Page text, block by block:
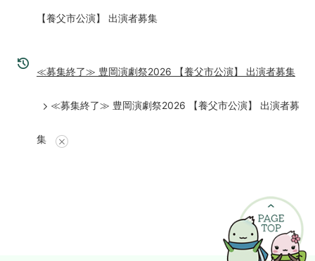
【養父市公演】 出演者募集
≪募集終了≫ 豊岡演劇祭2026 【養父市公演】 出演者募集
≪募集終了≫ 豊岡演劇祭2026 【養父市公演】 出演者募
集